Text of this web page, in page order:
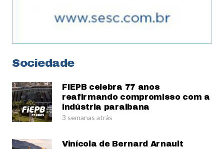
Sociedade
FIEPB celebra 77 anos
reafirmando compromisso com a
indústria paraibana
3 semanas atrás
Vinícola de Bernard Arnault